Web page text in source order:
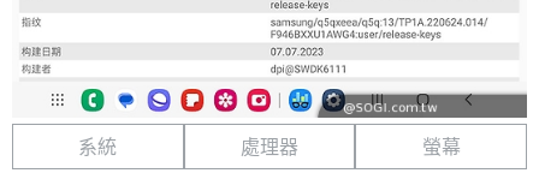
系統 處理器 螢幕